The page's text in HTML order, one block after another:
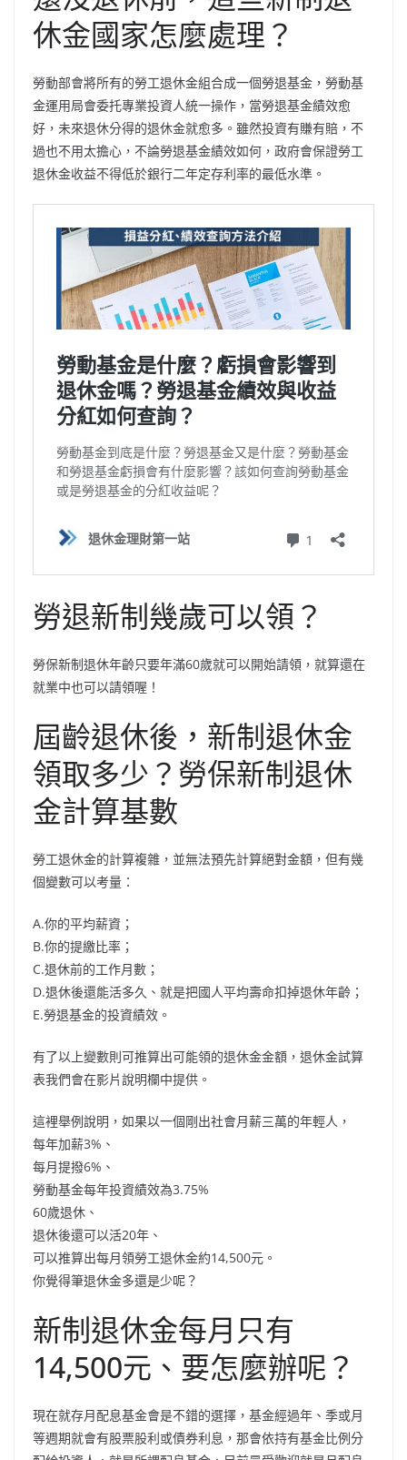
休金國家怎麼處理？
勞動部會將所有的勞工退休金組合成一個勞退基金，勞動基
金運用局會委托專業投資人統一操作，當勞退基金績效愈
好，未來退休分得的退休金就愈多。雖然投資有賺有賠，不
過也不用太擔心，不論勞退基金績效如何，政府會保證勞工
退休金收益不得低於銀行二年定存利率的最低水準。
勞退新制幾歲可以領？
勞保新制退休年齡只要年滿60歲就可以開始請領，就算還在
就業中也可以請領喔！
屆齡退休後，新制退休金
領取多少？勞保新制退休
金計算基數
勞工退休金的計算複雜，並無法預先計算絕對金額，但有幾
個變數可以考量：
A.你的平均薪資；
B.你的提繳比率；
C.退休前的工作月數；
D.退休後還能活多久、就是把國人平均壽命扣掉退休年齡；
E.勞退基金的投資績效。
有了以上變數則可推算出可能領的退休金金額，退休金試算
表我們會在影片說明欄中提供。
這裡舉例說明，如果以一個剛出社會月薪三萬的年輕人，
每年加薪3%、
每月提撥6%、
勞動基金每年投資績效為3.75%
60歲退休、
退休後還可以活20年、
可以推算出每月領勞工退休金約14,500元。
你覺得筆退休金多還是少呢？
新制退休金每月只有
14,500元、要怎麼辦呢？
現在就存月配息基金會是不錯的選擇，基金經過年、季或月
等週期就會有股票股利或債券利息，那會依持有基金比例分